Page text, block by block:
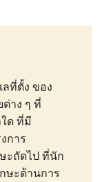
ลที่ตั้ง ของ
าง ๆ ที่
ใด ที่มี
การ
ะถัดไป ที่นัก
ษะด้านการ